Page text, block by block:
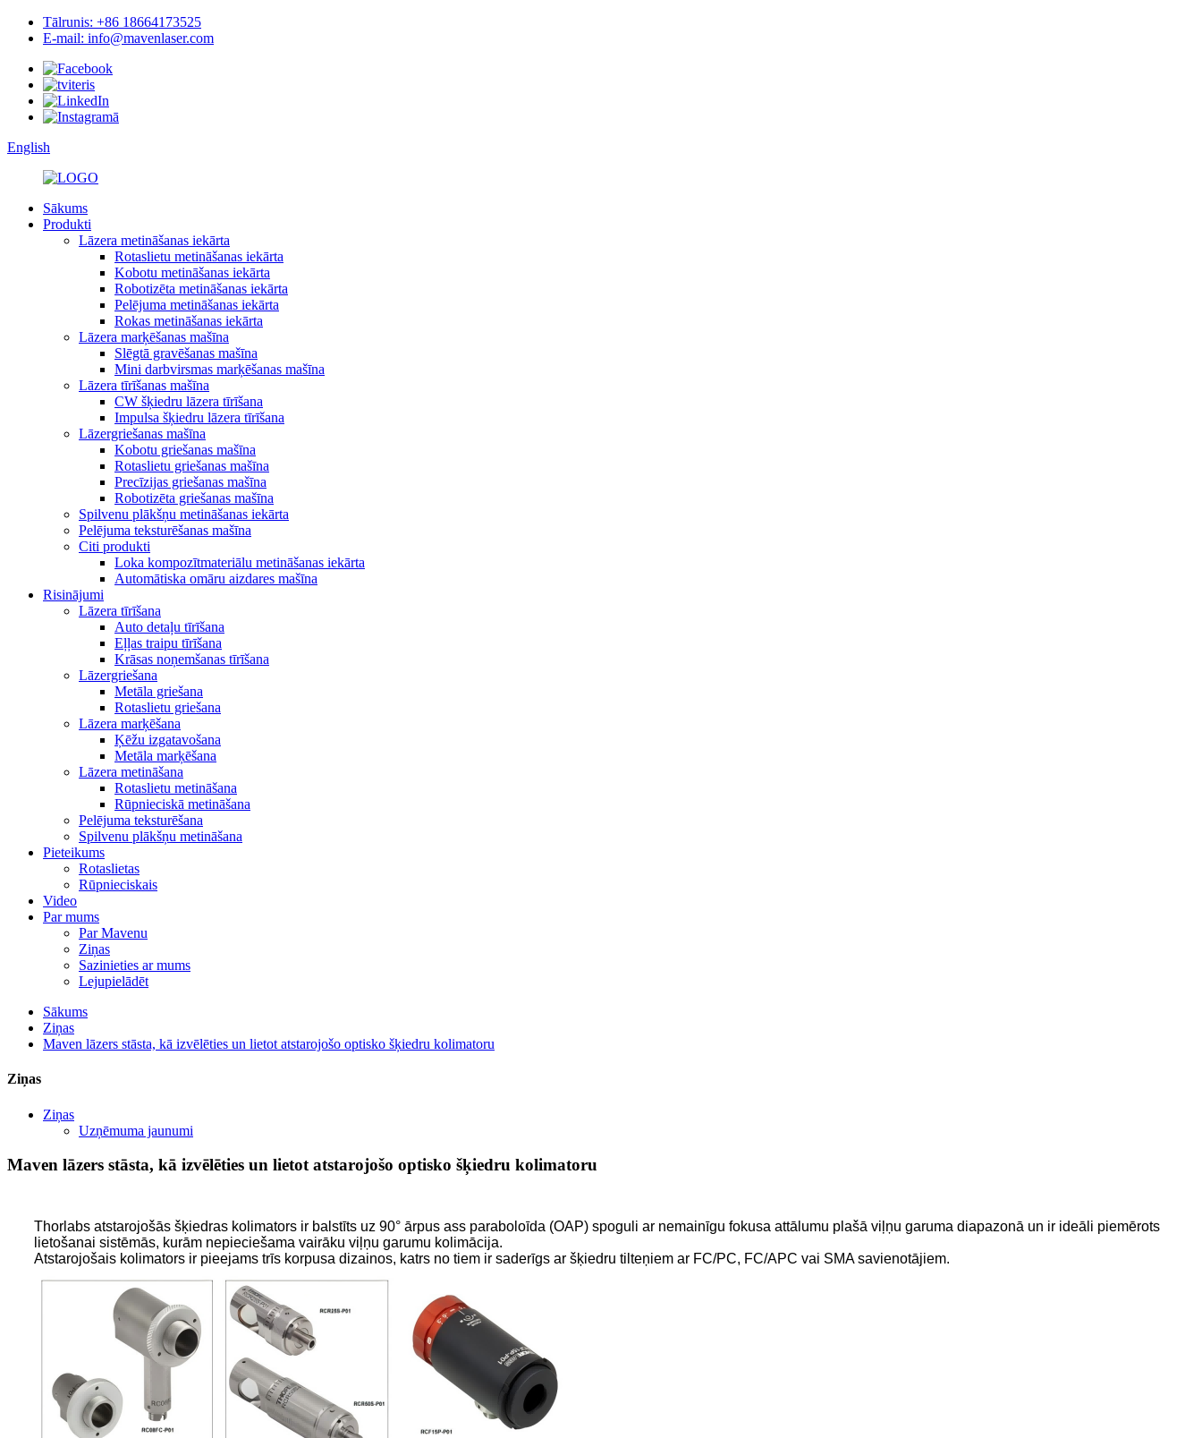
Tālrunis: +86 18664173525
E-mail: info@mavenlaser.com
English
Sākums
Produkti
Lāzera metināšanas iekārta
Rotaslietu metināšanas iekārta
Kobotu metināšanas iekārta
Robotizēta metināšanas iekārta
Pelējuma metināšanas iekārta
Rokas metināšanas iekārta
Lāzera marķēšanas mašīna
Slēgtā gravēšanas mašīna
Mini darbvirsmas marķēšanas mašīna
Lāzera tīrīšanas mašīna
CW šķiedru lāzera tīrīšana
Impulsa šķiedru lāzera tīrīšana
Lāzergriešanas mašīna
Kobotu griešanas mašīna
Rotaslietu griešanas mašīna
Precīzijas griešanas mašīna
Robotizēta griešanas mašīna
Spilvenu plākšņu metināšanas iekārta
Pelējuma teksturēšanas mašīna
Citi produkti
Loka kompozītmateriālu metināšanas iekārta
Automātiska omāru aizdares mašīna
Risinājumi
Lāzera tīrīšana
Auto detaļu tīrīšana
Eļļas traipu tīrīšana
Krāsas noņemšanas tīrīšana
Lāzergriešana
Metāla griešana
Rotaslietu griešana
Lāzera marķēšana
Ķēžu izgatavošana
Metāla marķēšana
Lāzera metināšana
Rotaslietu metināšana
Rūpnieciskā metināšana
Pelējuma teksturēšana
Spilvenu plākšņu metināšana
Pieteikums
Rotaslietas
Rūpnieciskais
Video
Par mums
Par Mavenu
Ziņas
Sazinieties ar mums
Lejupielādēt
Sākums
Ziņas
Maven lāzers stāsta, kā izvēlēties un lietot atstarojošo optisko šķiedru kolimatoru
Ziņas
Ziņas
Uzņēmuma jaunumi
Maven lāzers stāsta, kā izvēlēties un lietot atstarojošo optisko šķiedru kolimatoru
Thorlabs atstarojošās šķiedras kolimators ir balstīts uz 90° ārpus ass paraboloīda (OAP) spoguli ar nemainīgu fokusa attālumu plašā viļņu garuma diapazonā un ir ideāli piemērots
lietošanai sistēmās, kurām nepieciešama vairāku viļņu garumu kolimācija.
Atstarojošais kolimators ir pieejams trīs korpusa dizainos, katrs no tiem ir saderīgs ar šķiedru tilteņiem ar FC/PC, FC/APC vai SMA savienotājiem.